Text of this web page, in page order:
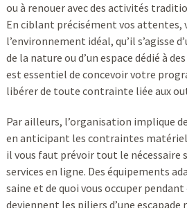
ou à renouer avec des activités
En ciblant précisément vos attentes,
l’environnement idéal, qu’il s’agisse
de la nature ou d’un espace dédié à
est essentiel de concevoir votre
libérer de toute contrainte liée aux
Par ailleurs, l’organisation implique
en anticipant les contraintes
il vous faut prévoir tout le nécessaire
services en ligne. Des équipements
saine et de quoi vous occuper
deviennent les piliers d’une escapade